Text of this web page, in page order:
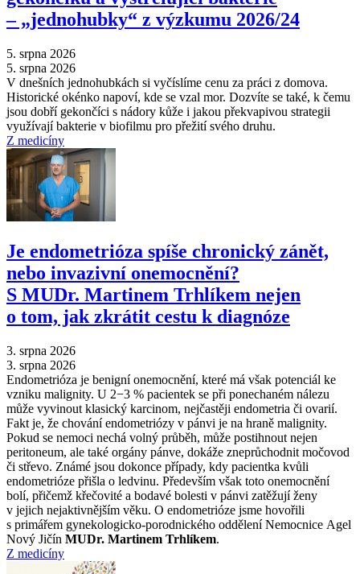
–⁠ „jednohubky“ z výzkumu 2026/24
5. srpna 2026
5. srpna 2026
V dnešních jednohubkách si vyčíslíme cenu za práci z domova.
Historické okénko napoví, kde se vzal mor. Dozvíte se také, k čemu
jsou dobří gekončíci s nádory kůže i jakou překvapivou strategii
využívají bakterie v biofilmu pro přežití svého druhu.
Z medicíny
Je endometrióza spíše chronický zánět,
nebo invazivní onemocnění?
S MUDr. Martinem Trhlíkem nejen
o tom, jak zkrátit cestu k diagnóze
3. srpna 2026
3. srpna 2026
Endometrióza je benigní onemocnění, které má však potenciál ke
vzniku malignity. U 2−3 % pacientek se při ponechaném nálezu
může vyvinout klasický karcinom, nejčastěji endometria či ovarií.
Fakt je, že chování endometriózy v pánvi je na hraně malignity.
Pokud se nemoci nechá volný průběh, může postihnout nejen
peritoneum, ale také orgány pánve, dokáže zneprůchodnit močovod
či střevo. Známé jsou dokonce případy, kdy pacientka kvůli
endometrióze přišla o ledvinu. Především však toto onemocnění
bolí, přičemž křečovité a bodavé bolesti v pánvi zatěžují ženy
v jejich nejaktivnějším věku. O endometrióze jsme hovořili
s primářem gynekologicko-porodnického oddělení Nemocnice Agel
Nový Jičín MUDr. Martinem Trhlíkem.
Z medicíny